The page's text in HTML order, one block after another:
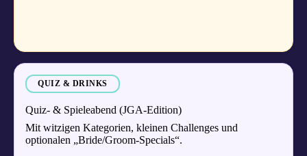
QUIZ & DRINKS
Quiz- & Spieleabend (JGA-Edition)
Mit witzigen Kategorien, kleinen Challenges und
optionalen „Bride/Groom-Specials“.